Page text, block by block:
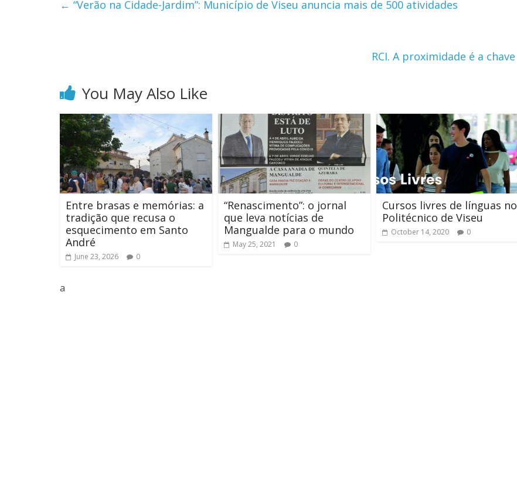
← “Verão na Cidade-Jardim”: Município de Viseu anuncia mais de 500 atividades
RCI. A proximidade é a chave
You May Also Like
Entre brasas e memórias: a
tradição que recusa o
esquecimento em Santo
André
June 23, 2026 0
“Renascimento”: o jornal
que leva notícias de
Mangualde para o mundo
May 25, 2021 0
Cursos livres de línguas no
Politécnico de Viseu
October 14, 2020 0
a